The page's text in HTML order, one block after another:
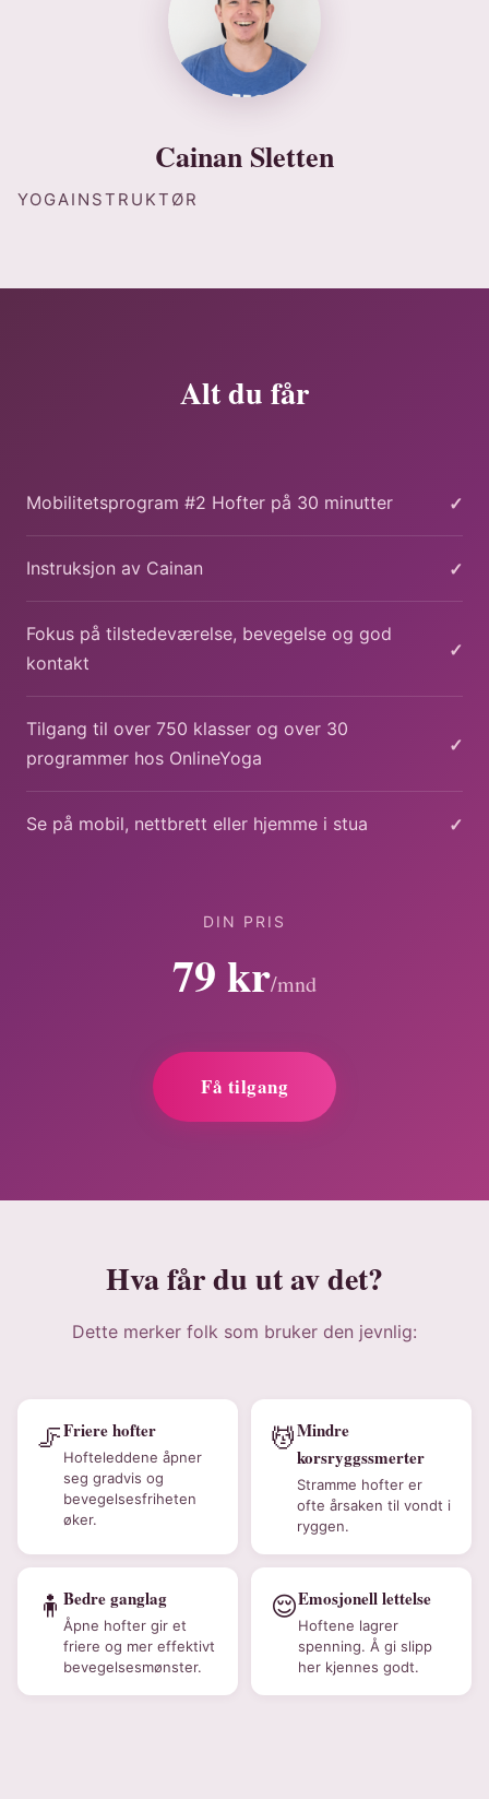
Cainan Sletten
YOGAINSTRUKTØR
Alt du får
Mobilitetsprogram #2 Hofter på 30 minutter ✓
Instruksjon av Cainan ✓
Fokus på tilstedeværelse, bevegelse og god
kontakt
✓
Tilgang til over 750 klasser og over 30
programmer hos OnlineYoga
✓
Se på mobil, nettbrett eller hjemme i stua ✓
DIN PRIS
79 kr/mnd
Få tilgang
Hva får du ut av det?
Dette merker folk som bruker den jevnlig:
🦵Friere hofter
Hofteleddene åpner
seg gradvis og
bevegelsesfriheten
øker.
💆Mindre
korsryggssmerter
Stramme hofter er
ofte årsaken til vondt i
ryggen.
🧍 Bedre ganglag
Åpne hofter gir et
friere og mer effektivt
bevegelsesmønster.
😌Emosjonell lettelse
Hoftene lagrer
spenning. Å gi slipp
her kjennes godt.